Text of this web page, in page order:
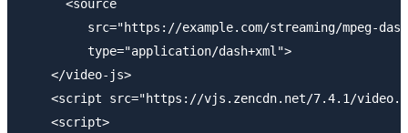
      <source
src="https://example.com/streaming/mpeg-
         type="application/dash+xml">
    </video-js>
<script src="https://vjs.zencdn.net/7.4.1/
    <script>